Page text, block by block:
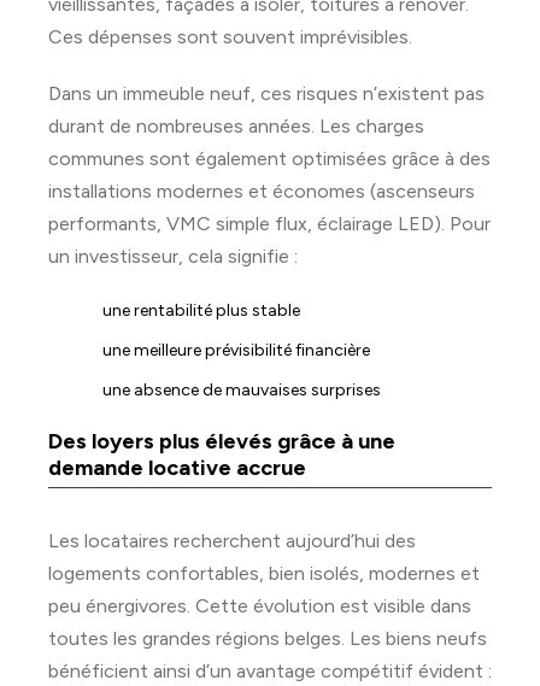
Ces dépenses sont souvent imprévisibles.
Dans un immeuble neuf, ces risques n’existent pas
durant de nombreuses années. Les charges
communes sont également optimisées grâce à des
installations modernes et économes (ascenseurs
performants, VMC simple flux, éclairage LED). Pour
un investisseur, cela signifie :
une rentabilité plus stable
une meilleure prévisibilité financière
une absence de mauvaises surprises
Des loyers plus élevés grâce à une
demande locative accrue
Les locataires recherchent aujourd’hui des
logements confortables, bien isolés, modernes et
peu énergivores. Cette évolution est visible dans
toutes les grandes régions belges. Les biens neufs
bénéficient ainsi d’un avantage compétitif évident :